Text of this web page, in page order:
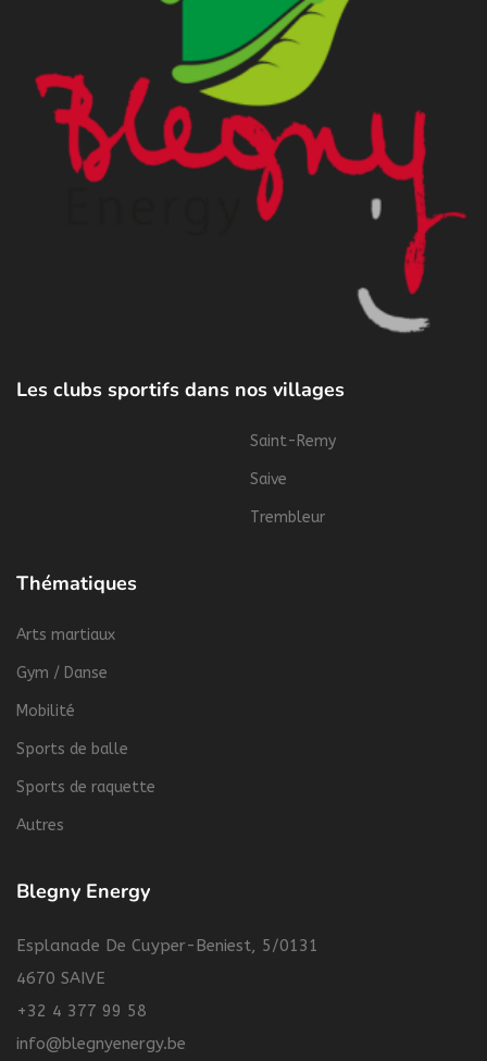
Les clubs sportifs dans nos villages
Saint-Remy
Saive
Trembleur
Thématiques
Arts martiaux
Gym / Danse
Mobilité
Sports de balle
Sports de raquette
Autres
Blegny Energy
Esplanade De Cuyper-Beniest, 5/0131
4670 SAIVE
+32 4 377 99 58
info@blegnyenergy.be